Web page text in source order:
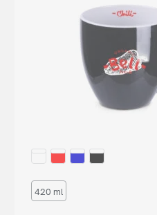
420 ml